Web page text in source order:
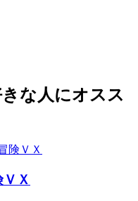
な人にオスス
Ｘ